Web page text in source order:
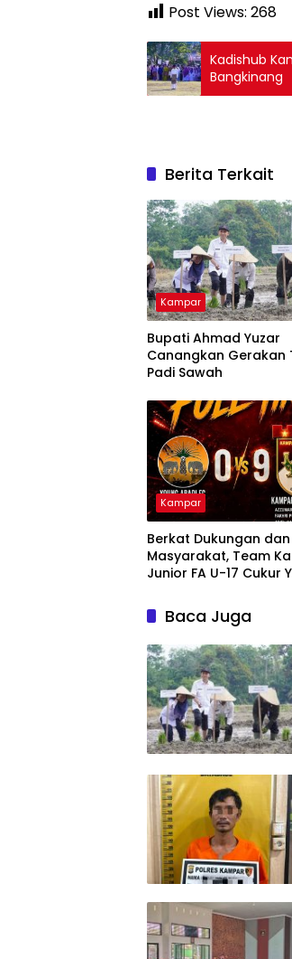
Post Views: 268
Kadishub
Bangkinang
Berita Terkait
Kampar
Bupati Ahmad Yuzar
Canangkan Gerakan
Padi Sawah
Kampar
Berkat Dukungan
Masyarakat, Team
Junior FA U-17 Cukur
Soeratin
Baca Juga